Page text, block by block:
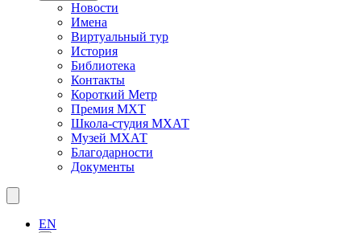
Новости
Имена
Виртуальный тур
История
Библиотека
Контакты
Короткий Метр
Премия МХТ
Школа-студия МХАТ
Музей МХАТ
Благодарности
Документы
EN